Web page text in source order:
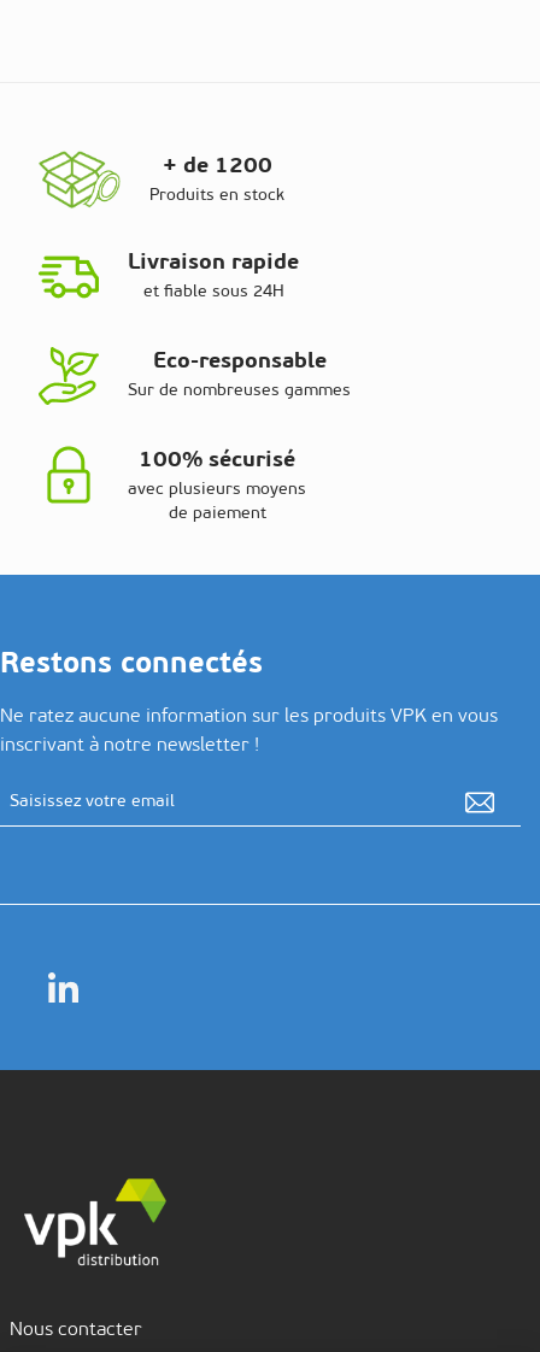
+ de 1200
Produits en stock
Livraison rapide
et fiable sous 24H
Eco-responsable
Sur de nombreuses gammes
100% sécurisé
avec plusieurs moyens
de paiement
Restons connectés
Ne ratez aucune information sur les produits VPK en vous
inscrivant à notre newsletter !
Nous contacter